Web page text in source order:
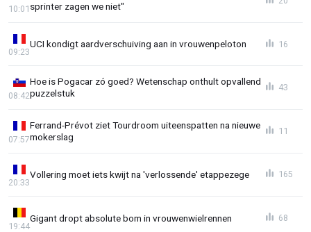
sprinter zagen we niet"
10:01
UCI kondigt aardverschuiving aan in vrouwenpeloton
09:23
16
Hoe is Pogacar zó goed? Wetenschap onthult opvallend
puzzelstuk
08:42
43
Ferrand-Prévot ziet Tourdroom uiteenspatten na nieuwe
mokerslag
07:57
11
Vollering moet iets kwijt na 'verlossende' etappezege
20:33
165
Gigant dropt absolute bom in vrouwenwielrennen
19:44
68